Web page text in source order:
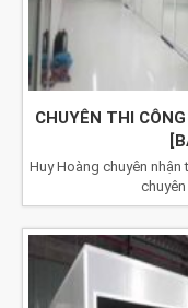
CHUYÊN THI
Huy Hoàng chuyên
chuyên